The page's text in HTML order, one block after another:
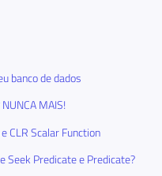
banco de dados
MAIS!
CLR Scalar Function
Seek Predicate e Predicate?